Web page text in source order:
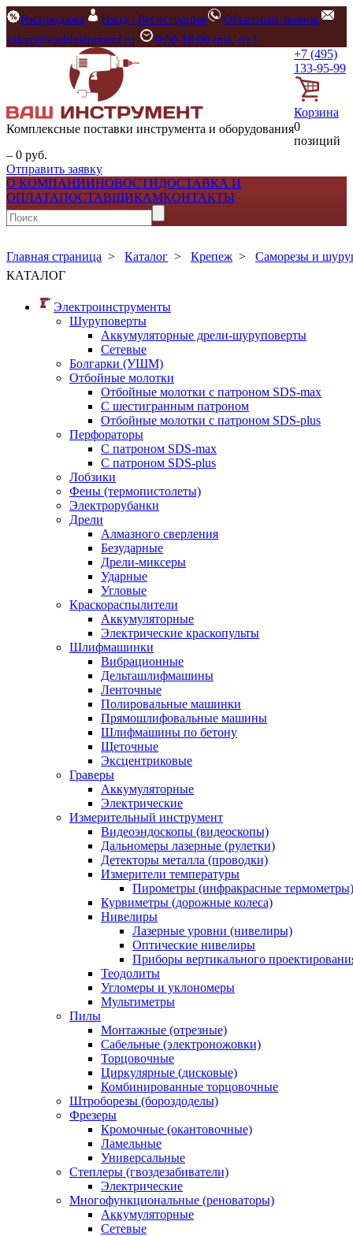
Распродажа Вход / Регистрация
Обратный звонок
zakaz@vashinstrument.ru
9:00-18:00 (пн.-пт.)
Комплексные поставки инструмента и оборудования
+7 (495)
133-95-99
Корзина
0
позиций
– 0 руб.
Отправить заявку
О КОМПАНИИНОВОСТИДОСТАВКА И
ОПЛАТАПОСТАВЩИКАМКОНТАКТЫ
Главная страница > Каталог > Крепеж > Саморезы и
КАТАЛОГ
Электроинструменты
Шуруповерты
Аккумуляторные дрели-шуруповерты
Сетевые
Болгарки (УШМ)
Отбойные молотки
Отбойные молотки с патроном SDS-max
С шестигранным патроном
Отбойные молотки с патроном SDS-plus
Перфораторы
С патроном SDS-max
С патроном SDS-plus
Лобзики
Фены (термопистолеты)
Электрорубанки
Дрели
Алмазного сверления
Безударные
Дрели-миксеры
Ударные
Угловые
Краскораспылители
Аккумуляторные
Электрические краскопульты
Шлифмашинки
Вибрационные
Дельташлифмашины
Ленточные
Полировальные машинки
Прямошлифовальные машины
Шлифмашины по бетону
Щеточные
Эксцентриковые
Граверы
Аккумуляторные
Электрические
Измерительный инструмент
Видеоэндоскопы (видеоскопы)
Дальномеры лазерные (рулетки)
Детекторы металла (проводки)
Измерители температуры
Пирометры (инфракрасные термометры)
Курвиметры (дорожные колеса)
Нивелиры
Лазерные уровни (нивелиры)
Оптические нивелиры
Приборы вертикального
Теодолиты
Угломеры и уклономеры
Мультиметры
Пилы
Монтажные (отрезные)
Сабельные (электроножовки)
Торцовочные
Циркулярные (дисковые)
Комбинированные торцовочные
Штроборезы (бороздоделы)
Фрезеры
Кромочные (окантовочные)
Ламельные
Универсальные
Степлеры (гвоздезабиватели)
Электрические
Многофункциональные (реноваторы)
Аккумуляторные
Сетевые